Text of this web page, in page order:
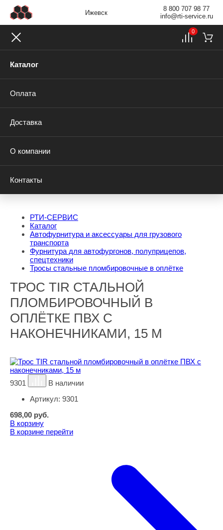
Ижевск
8 800 707 98 77
info@rti-service.ru
Каталог
Оплата
Доставка
О компании
Контакты
0
РТИ-СЕРВИС
Каталог
Автофурнитура и аксессуары для грузового
транспорта
Фурнитура для автофургонов, полуприцепов,
спецтехники
Тросы стальные пломбировочные в оплётке
ТРОС TIR СТАЛЬНОЙ
ПЛОМБИРОВОЧНЫЙ В
ОПЛЁТКЕ ПВХ С
НАКОНЕЧНИКАМИ, 15 М
9301
В наличии
Артикул: 9301
698,00 руб.
В корзину
В корзине перейти